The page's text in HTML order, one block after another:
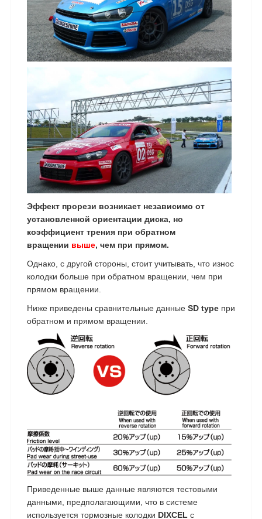
Эффект прорези возникает независимо от
установленной ориентации диска, но
коэффициент трения при обратном
вращении выше, чем при прямом.
Однако, с другой стороны, стоит учитывать, что износ
колодки больше при обратном вращении, чем при
прямом вращении.
Ниже приведены сравнительные данные SD type при
обратном и прямом вращении.
Приведенные выше данные являются тестовыми
данными, предполагающими, что в системе
используется тормозные колодки DIXCEL с